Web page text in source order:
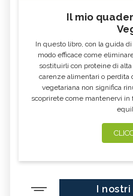
Il mio
In questo libro, con la guida
modo efficace come
sostituirli con proteine di
carenze alimentari o
vegetariana non significa
scoprirete come mantenervi
I